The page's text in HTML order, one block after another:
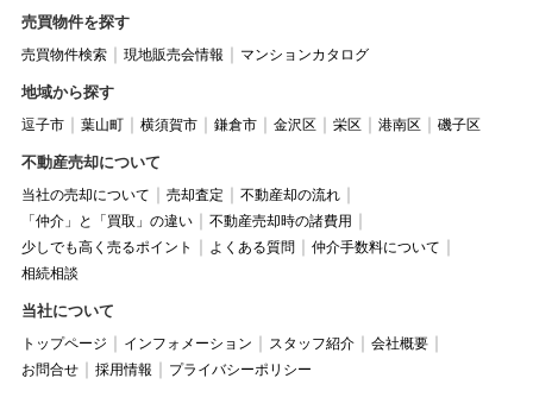
売買物件を探す
売買物件検索 現地販売会情報 マンションカタログ
地域から探す
逗子市 葉山町 横須賀市 鎌倉市 金沢区 栄区 港南区 磯子区
不動産売却について
当社の売却について 売却査定
不動産却の流れ
「仲介」と「買取」の違い
不動産売却時の諸費用
少しでも高く売るポイント
よくある質問
仲介手数料について
相続相談
当社について
トップページ インフォメーション スタッフ紹介
会社概要
お問合せ
採用情報 プライバシーポリシー